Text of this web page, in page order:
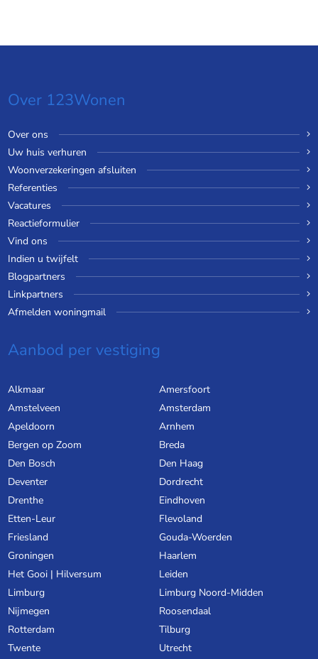
Over 123Wonen
Over ons
Uw huis verhuren
Woonverzekeringen afsluiten
Referenties
Vacatures
Reactieformulier
Vind ons
Indien u twijfelt
Blogpartners
Linkpartners
Afmelden woningmail
Aanbod per vestiging
Alkmaar
Amersfoort
Amstelveen
Amsterdam
Apeldoorn
Arnhem
Bergen op Zoom
Breda
Den Bosch
Den Haag
Deventer
Dordrecht
Drenthe
Eindhoven
Etten-Leur
Flevoland
Friesland
Gouda-Woerden
Groningen
Haarlem
Het Gooi | Hilversum
Leiden
Limburg
Limburg Noord-Midden
Nijmegen
Roosendaal
Rotterdam
Tilburg
Twente
Utrecht